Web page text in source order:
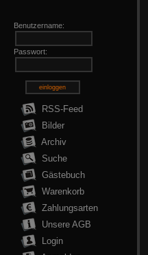
Benutzername:
Passwort:
einloggen
RSS-Feed
Bilder
Archiv
Suche
Gästebuch
Warenkorb
Zahlungsarten
Unsere AGB
Login